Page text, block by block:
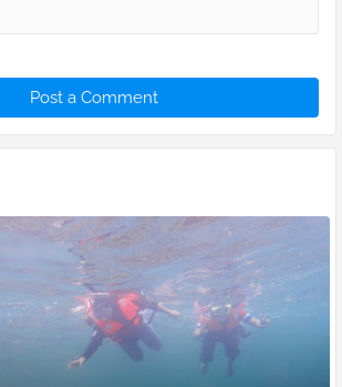
Post a Comment